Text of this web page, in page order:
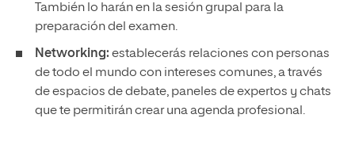
También lo harán en la sesión grupal para la
preparación del examen.
Networking: establecerás relaciones con personas
de todo el mundo con intereses comunes, a través
de espacios de debate, paneles de expertos y chats
que te permitirán crear una agenda profesional.